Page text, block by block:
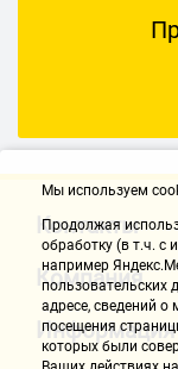
Контакты
Компания
Информация
Мы используем
Продолжая
обработку (в т.ч. с
например
пользовательских
адресе, сведений о
посещения
которых были